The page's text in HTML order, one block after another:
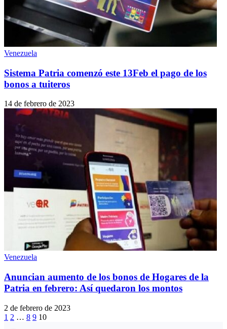
Venezuela
Sistema Patria comenzó este 13Feb el pago de los
bonos a tuiteros
14 de febrero de 2023
Venezuela
Anuncian aumento de los bonos de Hogares de la
Patria en febrero: Así quedaron los montos
2 de febrero de 2023
1 2 … 8 9 10